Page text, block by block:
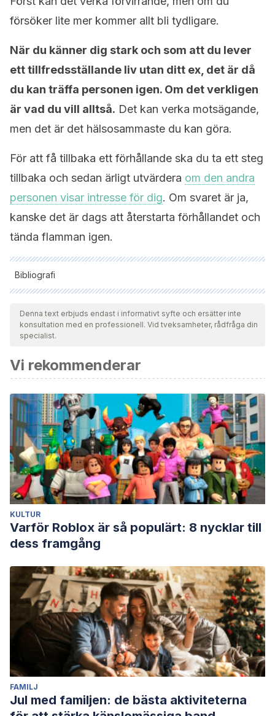
försöker lite mer kommer allt bli tydligare.
När du känner dig stark och som att du lever
ett tillfredsställande liv utan ditt ex, det är då
du kan träffa personen igen. Om det verkligen
är vad du vill alltså. Det kan verka motsägande,
men det är det hälsosammaste du kan göra.
För att få tillbaka ett förhållande ska du ta ett steg
tillbaka och sedan ärligt utvärdera om den andra
personen visar intresse för dig. Om svaret är ja,
kanske det är dags att återstarta förhållandet och
tända flamman igen.
Bibliografi
Samtliga citerade källor har granskats noggrant av vårt team
för att säkerställa deras kvalitet, tillförlitlighet, aktualitet och
giltighet. Bibliografin för denna artikel ansågs vara tillförlitlig
Limeira, M. I. C. D. A., & Féres-Carneiro, T. (2019).
Reconciliation in remarriage to an ex-spouse: Individual
changes.Journal of Divorce & Remarriage,60(8), 612-629.
https://www.tandfonline.com/doi/abs/10.1080/
Walravens, G., & Rober, P. (2024). Relational recovery after
infidelity as a dual process: A model based on the
experiences of female injured partners.Family
process,63 (1), 151-162.
https://onlinelibrary.wiley.com/doi/10.1111/famp.12857
Denna text erbjuds endast i informativt syfte och ersätter inte
konsultation med en professionell. Vid tveksamheter, rådfråga din
specialist.
Vi rekommenderar
KULTUR
Varför Roblox är så populärt: 8 nycklar till
dess framgång
FAMILJ
Jul med familjen: de bästa aktiviteterna